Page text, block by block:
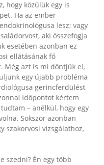
hogy közülük egy is
Ha az ember
lesz; vagy
aki összefogja
esetében azonban ez
ellátásának fő
Még azt is mi döntjük el,
egy újabb probléma
gerincferdülést
időpontot kértem
– anélkül, hogy egy
Sokszor azonban
szakorvosi vizsgálathoz,
szedni? Én egy több